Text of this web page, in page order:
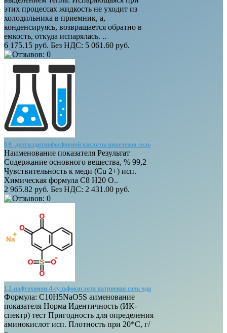
этих процессах жидкость не уходит из
холодильника в приемник, а,
конденсируясь, возвращается обратно в
емкость, откуда испарялась. ..
6 175.15 руб. Без НДС: 5 061.60 руб.
0,0 -диэтилдитиофосфорной кислоты никелевая соль
Наименование показателя Результат
Содержание основного вещества, % 99,2
Чувствительность к меди (Cu 2+) исп.
Химическая формула С8 Н20 О..
2 965.82 руб. Без НДС: 2 431.00 руб.
1,2-нафтохинон-4-сульфокислота натриевая соль чда
Формула: C10H5NaO5S аименование
показателя Норма Идентичность (ИК-
спектр) тест Пригодность для определения
аминокислот исп. Плотность при 20*С, г/